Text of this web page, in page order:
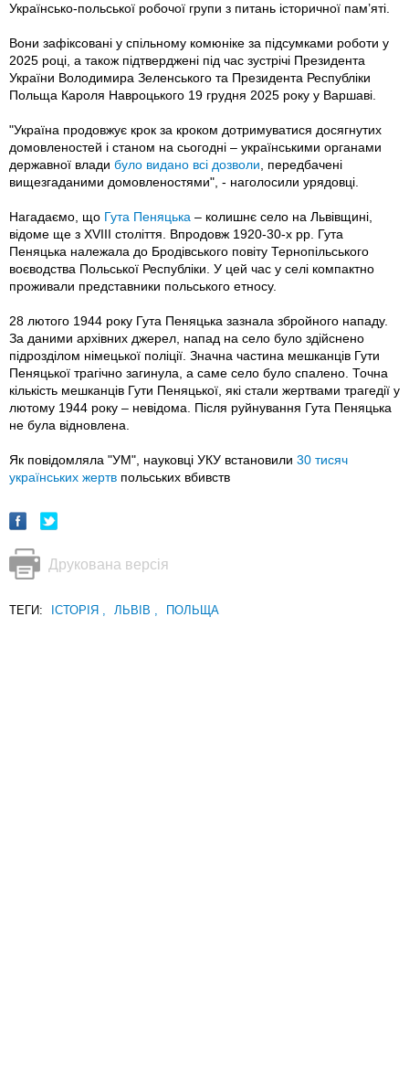
Українсько-польської робочої групи з питань історичної пам’яті.
Вони зафіксовані у спільному комюніке за підсумками роботи у
2025 році, а також підтверджені під час зустрічі Президента
України Володимира Зеленського та Президента Республіки
Польща Кароля Навроцького 19 грудня 2025 року у Варшаві.
"Україна продовжує крок за кроком дотримуватися досягнутих
домовленостей і станом на сьогодні – українськими органами
державної влади було видано всі дозволи, передбачені
вищезгаданими домовленостями", - наголосили урядовці.
Нагадаємо, що Гута Пеняцька – колишнє село на Львівщині,
відоме ще з XVIII століття. Впродовж 1920-30-х рр. Гута
Пеняцька належала до Бродівського повіту Тернопільського
воєводства Польської Республіки. У цей час у селі компактно
проживали представники польського етносу.
28 лютого 1944 року Гута Пеняцька зазнала збройного нападу.
За даними архівних джерел, напад на село було здійснено
підрозділом німецької поліції. Значна частина мешканців Гути
Пеняцької трагічно загинула, а саме село було спалено. Точна
кількість мешканців Гути Пеняцької, які стали жертвами трагедії у
лютому 1944 року – невідома. Після руйнування Гута Пеняцька
не була відновлена.
Як повідомляла "УМ", науковці УКУ встановили 30 тисяч
українських жертв польських вбивств
Друкована версія
ТЕГИ: ІСТОРІЯ , ЛЬВІВ , ПОЛЬЩА